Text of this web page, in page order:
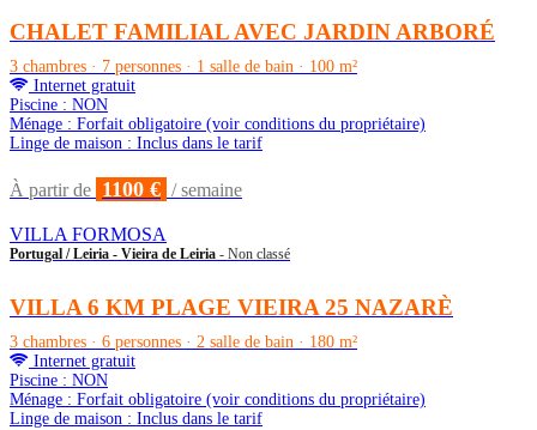
CHALET FAMILIAL AVEC JARDIN ARBORÉ
3 chambres · 7 personnes · 1 salle de bain · 100 m²
Internet gratuit
Piscine : NON
Ménage : Forfait obligatoire (voir conditions du propriétaire)
Linge de maison : Inclus dans le tarif
À partir de 1100 € / semaine
VILLA FORMOSA
Portugal / Leiria - Vieira de Leiria - Non classé
VILLA 6 KM PLAGE VIEIRA 25 NAZARÈ
3 chambres · 6 personnes · 2 salle de bain · 180 m²
Internet gratuit
Piscine : NON
Ménage : Forfait obligatoire (voir conditions du propriétaire)
Linge de maison : Inclus dans le tarif